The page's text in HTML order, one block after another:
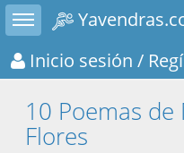
Toggle sidebar
Inicio sesión /
10 Poemas
Flores